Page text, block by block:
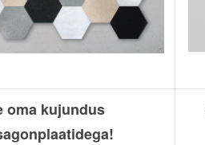
oma kujundus